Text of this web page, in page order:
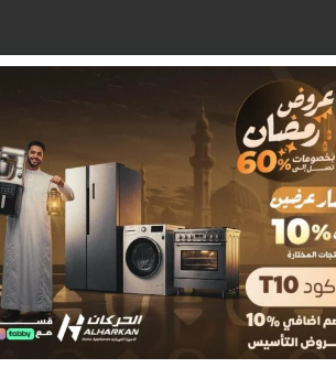
البريد الإلكتروني*